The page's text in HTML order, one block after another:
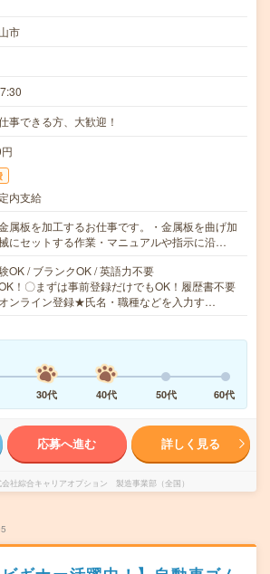
市
事できる方、大歓迎！
内支給
属板を加工するお仕事です。・金属板を曲げ加
にセットする作業・マニュアルや指示に沿…
OK / ブランクOK / 英語力不要
！〇まずは事前登録だけでもOK！履歴書不要
ンライン登録★氏名・職種などを入力す…
30代 40代 50代 60代
応募へ進む 詳しく見る
社綜合キャリアオプション 製造事業部（全国）